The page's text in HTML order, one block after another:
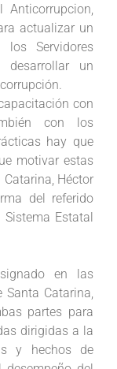
actualizar un
Servidores
un
con
con los
hay que
motivar estas
Catarina, Héctor
del referido
Sistema Estatal
en las
Catarina,
partes para
dirigidas a la
y hechos de